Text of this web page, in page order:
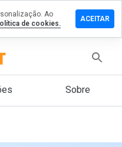
Sobre
Ao
de cookies.
ACEITAR